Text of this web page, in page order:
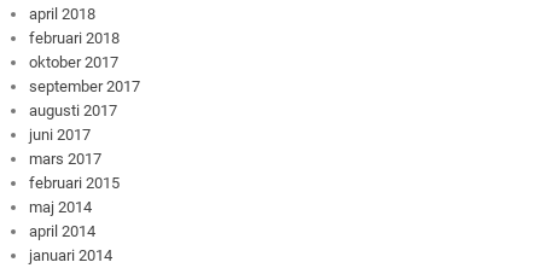
april 2018
februari 2018
oktober 2017
september 2017
augusti 2017
juni 2017
mars 2017
februari 2015
maj 2014
april 2014
januari 2014